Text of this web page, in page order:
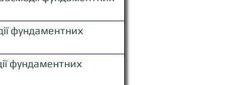
фундаментних
фундаментних